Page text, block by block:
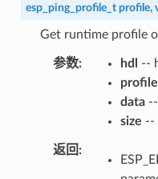
esp_ping_profile_t profile,
Get runtime profile
参数 hdl
--
profile
data--
size --
返回